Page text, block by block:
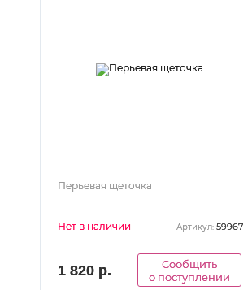
Перьевая щеточка
Нет в наличии Артикул: 59967
1 820 р.
Сообщить
о поступлении